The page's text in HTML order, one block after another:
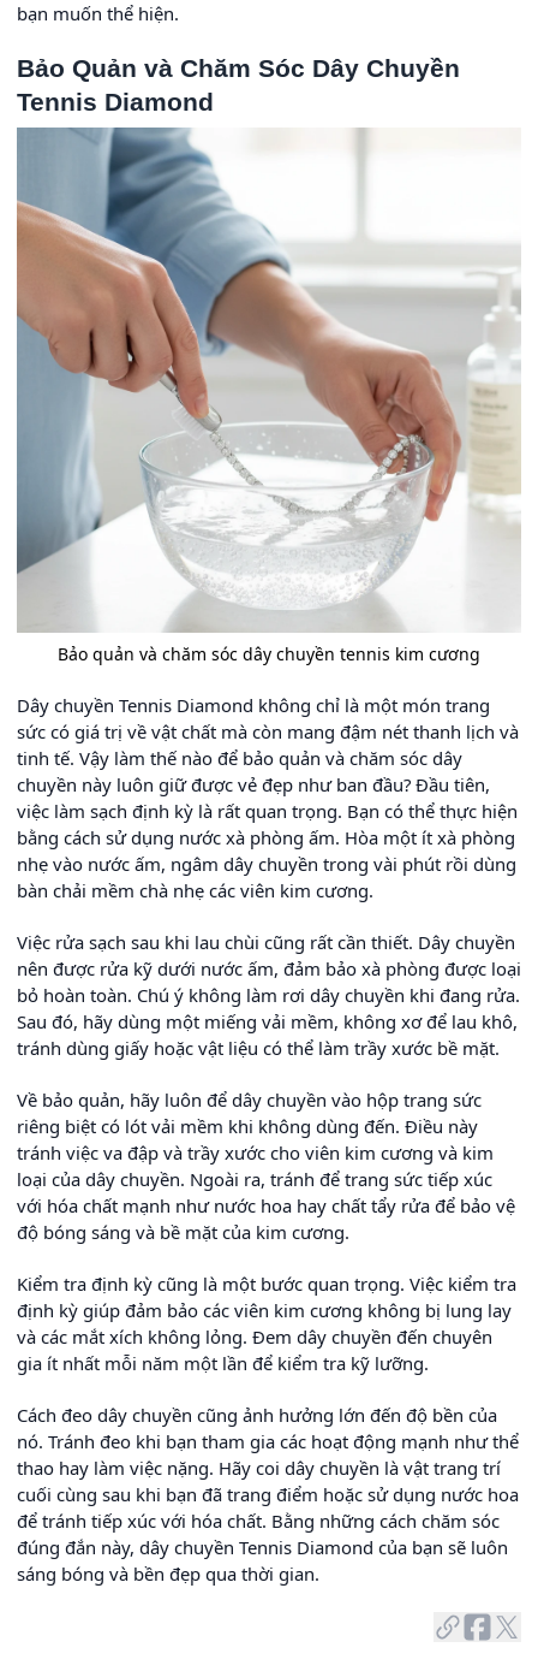
bạn muốn thể hiện.
Bảo Quản và Chăm Sóc Dây Chuyền
Tennis Diamond
Bảo quản và chăm sóc dây chuyền tennis kim cương
Dây chuyền Tennis Diamond không chỉ là một món trang
sức có giá trị về vật chất mà còn mang đậm nét thanh lịch và
tinh tế. Vậy làm thế nào để bảo quản và chăm sóc dây
chuyền này luôn giữ được vẻ đẹp như ban đầu? Đầu tiên,
việc làm sạch định kỳ là rất quan trọng. Bạn có thể thực hiện
bằng cách sử dụng nước xà phòng ấm. Hòa một ít xà phòng
nhẹ vào nước ấm, ngâm dây chuyền trong vài phút rồi dùng
bàn chải mềm chà nhẹ các viên kim cương.
Việc rửa sạch sau khi lau chùi cũng rất cần thiết. Dây chuyền
nên được rửa kỹ dưới nước ấm, đảm bảo xà phòng được loại
bỏ hoàn toàn. Chú ý không làm rơi dây chuyền khi đang rửa.
Sau đó, hãy dùng một miếng vải mềm, không xơ để lau khô,
tránh dùng giấy hoặc vật liệu có thể làm trầy xước bề mặt.
Về bảo quản, hãy luôn để dây chuyền vào hộp trang sức
riêng biệt có lót vải mềm khi không dùng đến. Điều này
tránh việc va đập và trầy xước cho viên kim cương và kim
loại của dây chuyền. Ngoài ra, tránh để trang sức tiếp xúc
với hóa chất mạnh như nước hoa hay chất tẩy rửa để bảo vệ
độ bóng sáng và bề mặt của kim cương.
Kiểm tra định kỳ cũng là một bước quan trọng. Việc kiểm tra
định kỳ giúp đảm bảo các viên kim cương không bị lung lay
và các mắt xích không lỏng. Đem dây chuyền đến chuyên
gia ít nhất mỗi năm một lần để kiểm tra kỹ lưỡng.
Cách đeo dây chuyền cũng ảnh hưởng lớn đến độ bền của
nó. Tránh đeo khi bạn tham gia các hoạt động mạnh như thể
thao hay làm việc nặng. Hãy coi dây chuyền là vật trang trí
cuối cùng sau khi bạn đã trang điểm hoặc sử dụng nước hoa
để tránh tiếp xúc với hóa chất. Bằng những cách chăm sóc
đúng đắn này, dây chuyền Tennis Diamond của bạn sẽ luôn
sáng bóng và bền đẹp qua thời gian.